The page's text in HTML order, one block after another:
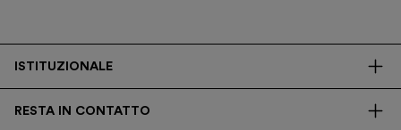
ISTITUZIONALE
RESTA IN CONTATTO